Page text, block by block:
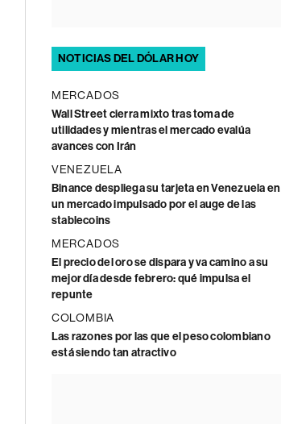
NOTICIAS DEL DÓLAR HOY
MERCADOS
Wall Street cierra mixto tras toma de
utilidades y mientras el mercado evalúa
avances con Irán
VENEZUELA
Binance despliega su tarjeta en Venezuela en
un mercado impulsado por el auge de las
stablecoins
MERCADOS
El precio del oro se dispara y va camino a su
mejor día desde febrero: qué impulsa el
repunte
COLOMBIA
Las razones por las que el peso colombiano
está siendo tan atractivo